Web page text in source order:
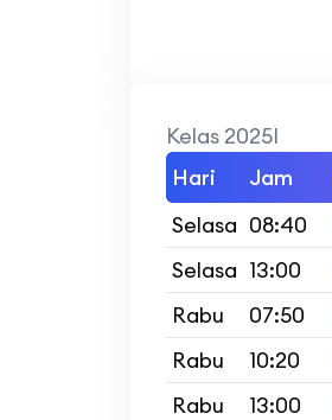
Kelas 2025I
Hari
Jam
Selasa 08:40
Selasa 13:00
Rabu
07:50
Rabu
10:20
Rabu
13:00